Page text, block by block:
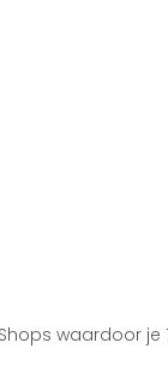
waardoor je